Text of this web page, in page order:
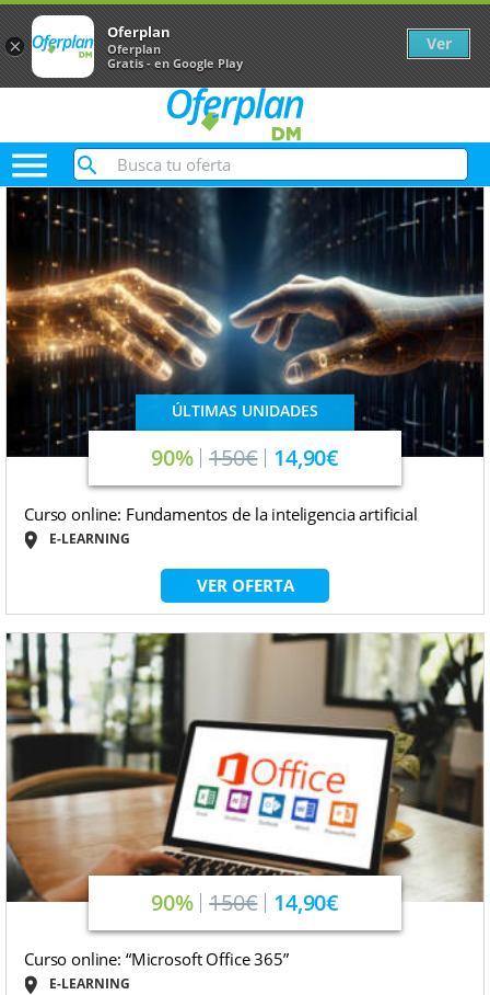

ÚLTIMAS UNIDADES
90% 150€ 14,90€
Curso online: Fundamentos de la inteligencia artificial
E-LEARNING
VER OFERTA
90% 150€ 14,90€
Curso online: “Microsoft Office 365”
E-LEARNING
×
Oferplan
Oferplan
Gratis - en Google Play
Ver